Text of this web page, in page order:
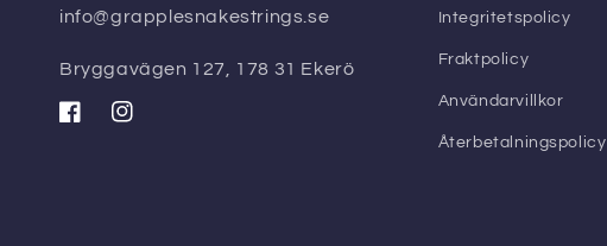
info@grapplesnakestrings.se
Bryggavägen 127, 178 31 Ekerö
FacebookInstagram
Integritetspolicy
Fraktpolicy
Användarvillkor
Återbetalningspolicy